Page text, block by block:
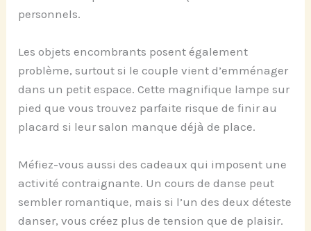
personnels.
Les objets encombrants posent également
problème, surtout si le couple vient d’emménager
dans un petit espace. Cette magnifique lampe sur
pied que vous trouvez parfaite risque de finir au
placard si leur salon manque déjà de place.
Méfiez-vous aussi des cadeaux qui imposent une
activité contraignante. Un cours de danse peut
sembler romantique, mais si l’un des deux déteste
danser, vous créez plus de tension que de plaisir.